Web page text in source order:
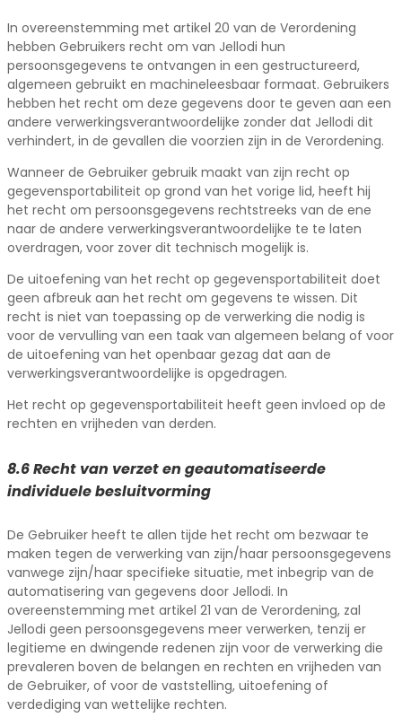
In overeenstemming met artikel 20 van de Verordening
hebben Gebruikers recht om van Jellodi hun
persoonsgegevens te ontvangen in een gestructureerd,
algemeen gebruikt en machineleesbaar formaat. Gebruikers
hebben het recht om deze gegevens door te geven aan een
andere verwerkingsverantwoordelijke zonder dat Jellodi dit
verhindert, in de gevallen die voorzien zijn in de Verordening.
Wanneer de Gebruiker gebruik maakt van zijn recht op
gegevensportabiliteit op grond van het vorige lid, heeft hij
het recht om persoonsgegevens rechtstreeks van de ene
naar de andere verwerkingsverantwoordelijke te te laten
overdragen, voor zover dit technisch mogelijk is.
De uitoefening van het recht op gegevensportabiliteit doet
geen afbreuk aan het recht om gegevens te wissen. Dit
recht is niet van toepassing op de verwerking die nodig is
voor de vervulling van een taak van algemeen belang of voor
de uitoefening van het openbaar gezag dat aan de
verwerkingsverantwoordelijke is opgedragen.
Het recht op gegevensportabiliteit heeft geen invloed op de
rechten en vrijheden van derden.
8.6 Recht van verzet en geautomatiseerde
individuele besluitvorming
De Gebruiker heeft te allen tijde het recht om bezwaar te
maken tegen de verwerking van zijn/haar persoonsgegevens
vanwege zijn/haar specifieke situatie, met inbegrip van de
automatisering van gegevens door Jellodi. In
overeenstemming met artikel 21 van de Verordening, zal
Jellodi geen persoonsgegevens meer verwerken, tenzij er
legitieme en dwingende redenen zijn voor de verwerking die
prevaleren boven de belangen en rechten en vrijheden van
de Gebruiker, of voor de vaststelling, uitoefening of
verdediging van wettelijke rechten.